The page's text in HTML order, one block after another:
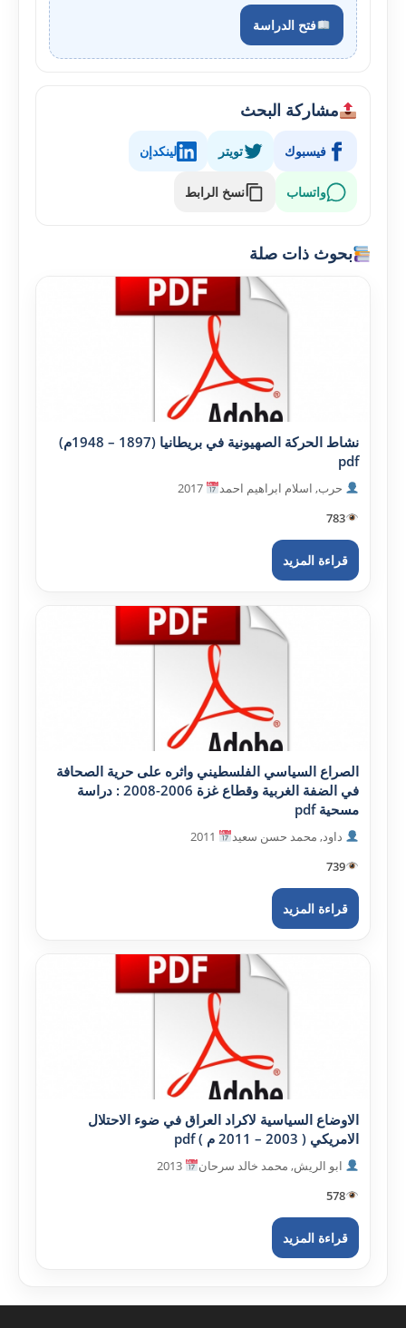
فتح الدراسة
مشاركة البحث
فيسبوك تويتر لينكدإن
واتساب نسخ الرابط
بحوث ذات صلة
نشاط الحركة الصهيونية في بريطانيا (1897 – 1948م)
pdf
حرب, اسلام ابراهيم احمد
783
قراءة المزيد
الصراع السياسي الفلسطيني واثره على حرية الصحافة
في الضفة الغربية وقطاع غزة 2006-2008 : دراسة
مسحية pdf
داود, محمد حسن سعيد
739
قراءة المزيد
الاوضاع السياسية لاكراد العراق في ضوء الاحتلال
الامريكي ( 2003 – 2011 م ) pdf
ابو الريش, محمد خالد سرحان
578
قراءة المزيد